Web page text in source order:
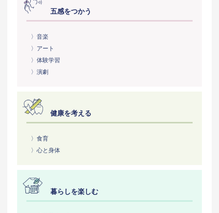
五感をつかう
〉音楽
〉アート
〉体験学習
〉演劇
健康を考える
〉食育
〉心と身体
暮らしを楽しむ